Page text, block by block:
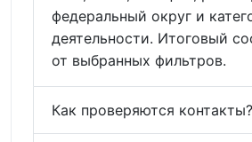
федеральный округ и
деятельности. Итоговый
от выбранных фильтров.
Как проверяются контакты?